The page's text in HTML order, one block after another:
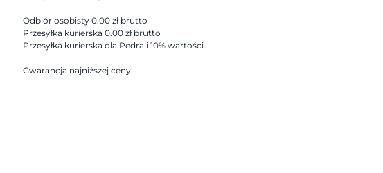
Odbiór osobisty 0.00 zł brutto
Przesyłka kurierska 0.00 zł brutto
Przesyłka kurierska dla Pedrali 10% wartości
Gwarancja najniższej ceny